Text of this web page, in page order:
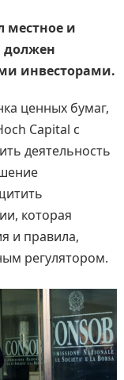
местное и
должен
инвесторами.
ценных бумаг,
Capital с
деятельность
которая
и правила,
регулятором.